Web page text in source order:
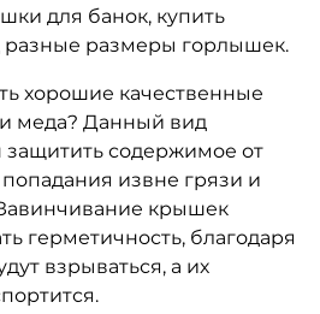
для банок, купить
размеры горлышек.
хорошие качественные
меда? Данный вид
содержимое от
извне грязи и
крышек
герметичность, благодаря
взрываться, а их